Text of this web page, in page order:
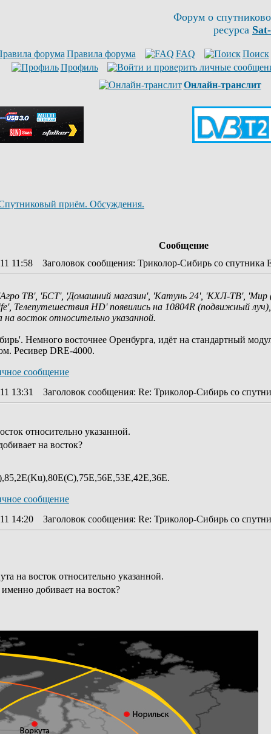
Форум о
ресурса
Правила форума FAQ Поиск
Профиль
Онлайн-транслит
приём. Обсуждения.
Сообщение
11:58 Заголовок сообщения: Триколор-Сибирь со спутника
ТВ', 'БСТ', 'Домашний магазин', 'Катунь 24', 'КХЛ-ТВ', 'Мир
Телепутешествия HD' появились на 10804R (подвижный
восток относительно указанной.
Немного восточнее Оренбурга, идёт на стандартный
Ресивер DRE-4000.
13:31 Заголовок сообщения: Re: Триколор-Сибирь со
относительно указанной.
на восток?
14:20 Заголовок сообщения: Re: Триколор-Сибирь со
на восток относительно указанной.
добивает на восток?